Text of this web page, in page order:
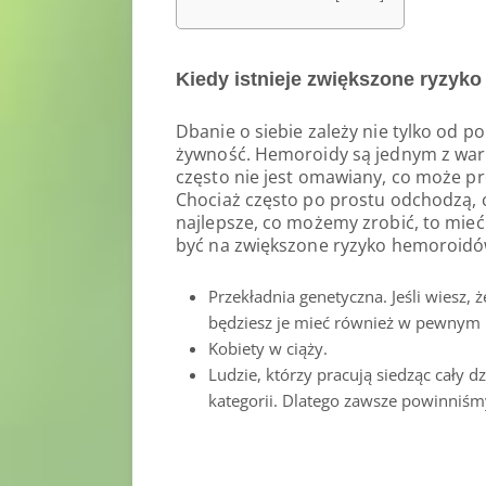
Kiedy istnieje zwiększone
Dbanie o siebie zależy nie tylko od
żywność. Hemoroidy są jednym z
często nie jest omawiany, co może
Chociaż często po prostu odchodzą,
najlepsze, co możemy zrobić, to
być na zwiększone ryzyko
Przekładnia genetyczna. Jeśli
będziesz je mieć również w
Kobiety w ciąży.
Ludzie, którzy pracują siedząc cały
kategorii. Dlatego zawsze